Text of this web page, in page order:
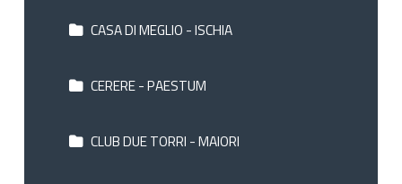
CASA DI MEGLIO - ISCHIA
CERERE - PAESTUM
CLUB DUE TORRI - MAIORI